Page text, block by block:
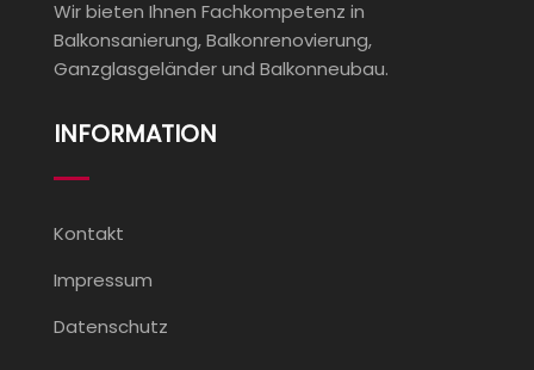
Wir bieten Ihnen Fachkompetenz in
Balkonsanierung, Balkonrenovierung,
Ganzglasgeländer und Balkonneubau.
INFORMATION
Kontakt
Impressum
Datenschutz